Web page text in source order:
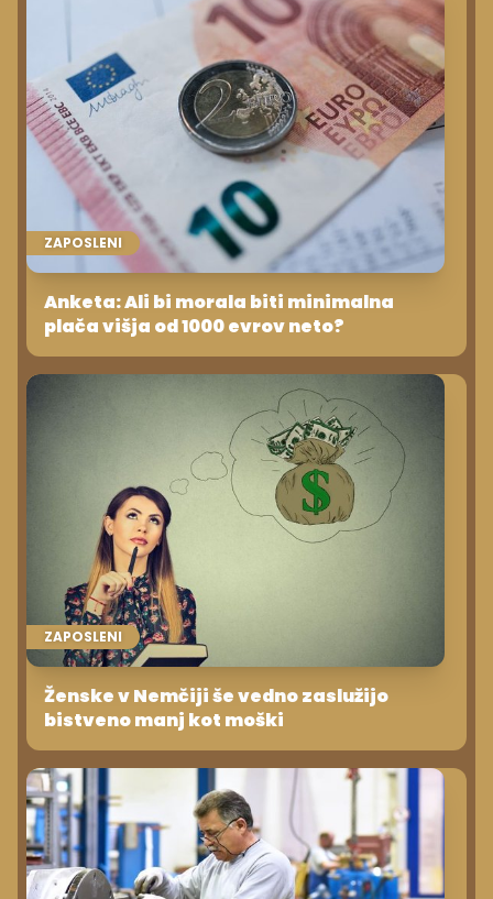
ZAPOSLENI
Anketa: Ali bi morala biti minimalna
plača višja od 1000 evrov neto?
ZAPOSLENI
Ženske v Nemčiji še vedno zaslužijo
bistveno manj kot moški